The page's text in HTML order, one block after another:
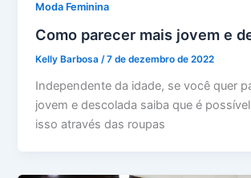
Moda Feminina
Como parecer mais jovem e
Kelly Barbosa/7 de dezembro de 2022
Independente da idade, se você quer
jovem e descolada saiba que é
isso através das roupas